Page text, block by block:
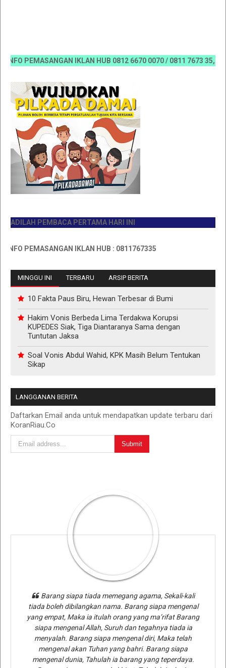
PEMASANGAN IKLAN HUB 0812 6670 0070 / 0811 7673 35,
PEMBACA PERTAMA HARI INI
PEMASANGAN IKLAN HUB : 0811767335
MINGGU INI TERBARU ARSIP BERITA
10 Fakta Paus Biru, Hewan Terbesar di Bumi
Hakim Vonis Berbeda Lima Terdakwa Korupsi
KUPEDES Siak, Tiga Diantaranya Sama dengan
Tuntutan Jaksa
Soal Vonis Abdul Wahid, KPK Masih Belum Tentukan
Sikap
LANGGANAN BERITA
Daftarkan Email anda untuk mendapatkan update terbaru dari
KoranRiau.Co
Barang siapa tiada memegang agama, Sekali-kali
tiada boleh dibilangkan nama. Barang siapa mengenal
yang empat, Maka ia itulah orang yang ma’rifat Barang
siapa mengenal Allah, Suruh dan tegahnya tiada ia
menyalah. Barang siapa mengenal diri, Maka telah
mengenal akan Tuhan yang bahri. Barang siapa
mengenal dunia, Tahulah ia barang yang teperdaya.